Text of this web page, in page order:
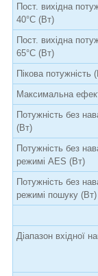
Пост. вихідна
40°C (Вт)
Пост. вихідна
65°C (Вт)
Пікова потужність
Максимальна
Потужність без
(Вт)
Потужність без
режимі AES (Вт)
Потужність без
режимі пошуку (Вт)
Діапазон вхідної